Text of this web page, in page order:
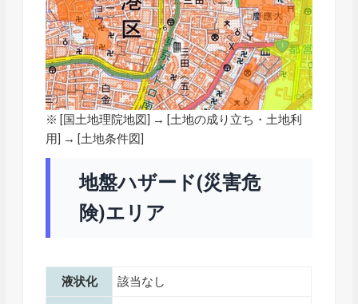
※ [国土地理院地図] → [土地の成り立ち・土地利
用] → [土地条件図]
地盤ハザード(災害危
険)エリア
液状化 該当なし